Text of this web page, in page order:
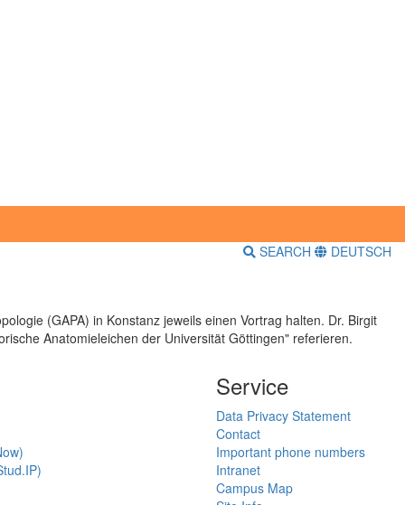
SEARCH DEUTSCH
(GAPA) in Konstanz jeweils einen Vortrag halten. Dr. Birgit
Anatomieleichen der Universität Göttingen" referieren.
Service
Data Privacy Statement
Contact
Important phone numbers
Intranet
Campus Map